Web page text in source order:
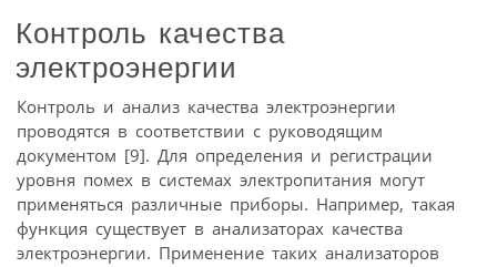
Контроль качества
электроэнергии
Контроль и анализ качества электроэнергии
проводятся в соответствии с руководящим
документом [9]. Для определения и регистрации
уровня помех в системах электропитания могут
применяться различные приборы. Например, такая
функция существует в анализаторах качества
электроэнергии. Применение таких анализаторов